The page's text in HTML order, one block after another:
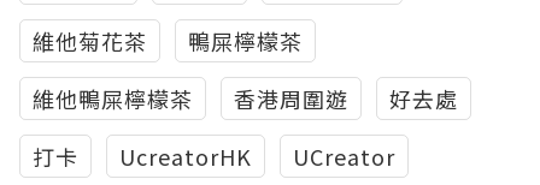
維他菊花茶
鴨屎檸檬茶
維他鴨屎檸檬茶
香港周圍遊
好去處
打卡
UcreatorHK
UCreator